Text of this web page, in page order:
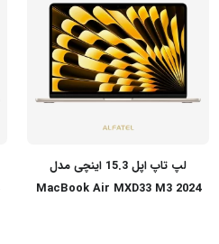
تماس بگیرید
لپ تاپ اپل 15.3 اینچی مدل
MacBook Air MXD33 M3 2024